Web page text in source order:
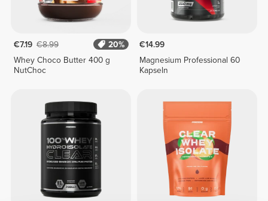
€7.19 €8.99
20%
Whey Choco Butter 400 g
NutChoc
€14.99
Magnesium Professional 60
Kapseln